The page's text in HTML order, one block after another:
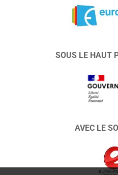
SOUS LE HAUT
AVEC LE